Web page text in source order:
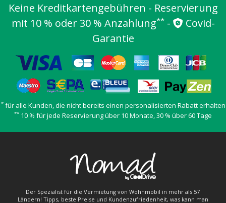
Keine Kreditkartengebühren - Reservierung
mit 10 % oder 30 % Anzahlung**-
Covid-
Garantie
*für alle Kunden, die nicht bereits einen personalisierten Rabatt erhalten
** 10 % für jede Reservierung über 10 Monate, 30 % über 60 Tage
Der Spezialist für die Vermietung von Wohnmobil in mehr als 57
Ländern! Tipps, beste Preise und Kundenzufriedenheit, was kann man